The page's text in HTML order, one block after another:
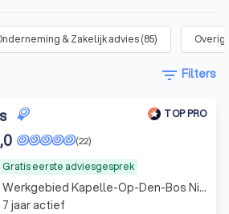
& Zakelijk advies(85) Overig
filter_list Filters
TOP PRO
Gratis eerste adviesgesprek
(22)
Werkgebied Kapelle-Op-Den-Bos Nieuwenrode
7 jaar actief